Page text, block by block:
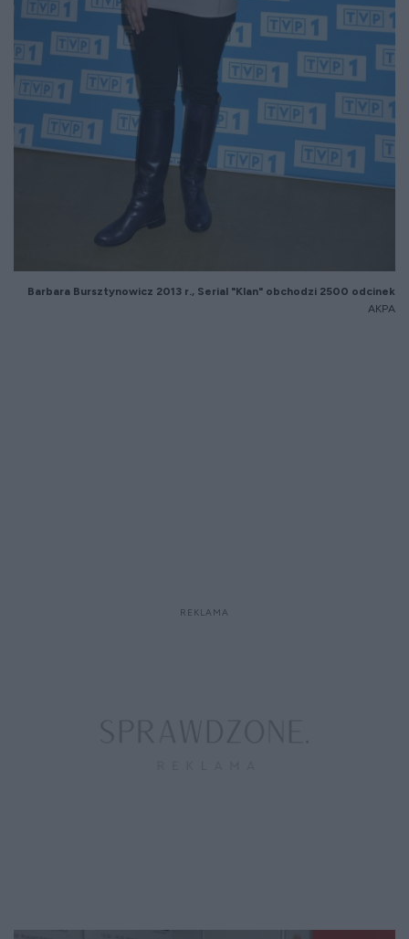
Barbara Bursztynowicz 2013 r., Serial "Klan" obchodzi 2500 odcinek
AKPA